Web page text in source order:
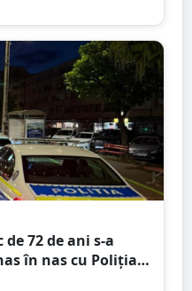
de 72 de ani s-a
în nas cu Poliția